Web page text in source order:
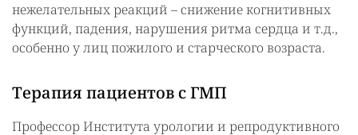
нежелательных реакций – снижение когнитивных
функций, падения, нарушения ритма сердца и т.д.,
особенно у лиц пожилого и старческого возраста.
Терапия пациентов с ГМП
Профессор Института урологии и репродуктивного